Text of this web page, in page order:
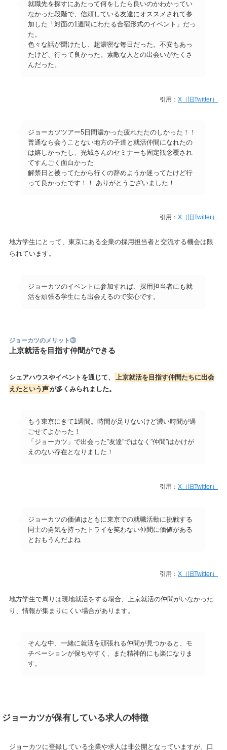
就職先を探すにあたって何をしたら良いのかわかってい
なかった段階で、信頼している友達にオススメされて参
加した「対面の1週間にわたる合宿形式のイベント」だっ
た。
色々な話が聞けたし、超濃密な毎日だった。不安もあっ
たけど、行って良かった。素敵な人との出会いがたくさ
んだった。
引用：X（旧Twitter）
ジョーカツツアー5日間濃かった疲れたたのしかった！！
普通なら会うことない地方の子達と就活仲間になれたの
は嬉しかったし、光城さんのセミナーも固定観念覆され
てすんごく面白かった
解禁日と被ってたから行くの辞めようか迷ってたけど行
って良かったです！！ ありがとうございました！
引用：X（旧Twitter）
地方学生にとって、東京にある企業の採用担当者と交流する機会は限
られています。
ジョーカツのイベントに参加すれば、採用担当者にも就
活を頑張る学生にも出会えるので安心です。
ジョーカツのメリット③
上京就活を目指す仲間ができる
シェアハウスやイベントを通じて、
上京就活を目指す仲間たちに出会
えたという声が多くみられました。
もう東京にきて1週間。時間が足りないけど濃い時間が過
ごせてよかった！
「ジョーカツ」で出会った”友達”ではなく”仲間”はかけが
えのない存在となりました！
引用：X（旧Twitter）
ジョーカツの価値はともに東京での就職活動に挑戦する
同士の勇気を持ったトライを笑わない仲間に価値がある
とおもうんだよね
引用：X（旧Twitter）
地方学生で周りは現地就活をする場合、上京就活の仲間がいなかった
り、情報が集まりにくい場合があります。
そんな中、一緒に就活を頑張れる仲間が見つかると、モ
チベーションが保ちやすく、また精神的にも楽になりま
す。
ジョーカツが保有している求人の特徴
ジョーカツに登録している企業や求人は非公開となっていますが、口